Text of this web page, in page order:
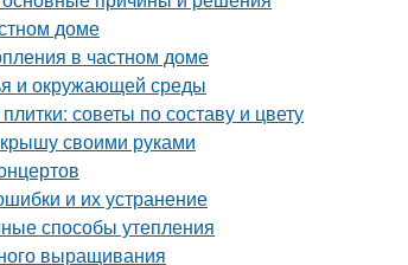
доме
в частном доме
и окружающей среды
советы по составу и цвету
крышу своими руками
и их устранение
способы утепления
выращивания